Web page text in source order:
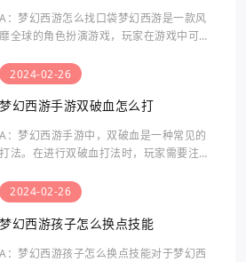
A：梦幻西游怎么找口袋梦幻西游是一款风
靡全球的角色扮演游戏，玩家在游戏中可以
法。而“口袋”指的是游戏中的一个特殊功
能，可以帮助玩家在游戏
2024-02-26
梦幻西游手游双破血怎么打
A：梦幻西游手游中，双破血是一种常见的
打法。在进行双破血打法时，玩家需要注意
打法是指同时使用两种伤害类型的技能，来
击败敌人的方法。通常，
2024-02-26
梦幻西游孩子怎么换点技能
A：梦幻西游孩子怎么换点技能对于梦幻西